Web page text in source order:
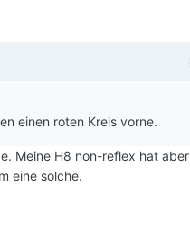
einen roten Kreis vorne.
Meine H8 non-reflex hat aber
eine solche.